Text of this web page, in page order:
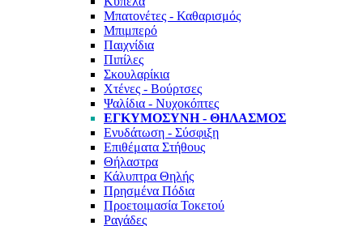
Μπατονέτες - Καθαρισμός
Μπιμπερό
Παιχνίδια
Πιπίλες
Σκουλαρίκια
Χτένες - Βούρτσες
Ψαλίδια - Νυχοκόπτες
ΕΓΚΥΜΟΣΎΝΗ - ΘΗΛΑΣΜΌΣ
Ενυδάτωση - Σύσφιξη
Επιθέματα Στήθους
Θήλαστρα
Κάλυπτρα Θηλής
Πρησμένα Πόδια
Προετοιμασία Τοκετού
Ραγάδες